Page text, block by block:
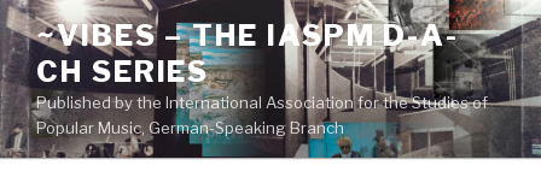
Zum
Inhalt
springen
~VIBES – THE IASPM D-A-
CH SERIES
Published by the International Association for the Studies of
Popular Music, German-Speaking Branch